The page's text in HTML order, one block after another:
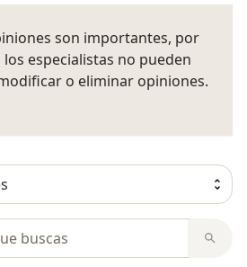
son importantes, por
especialistas no pueden
o eliminar opiniones.